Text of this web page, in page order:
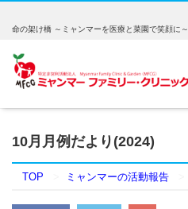
命の架け橋 ～ミャンマーを医療と菜園で笑顔に～
10月月例だより(2024)
TOP ミャンマーの活動報告